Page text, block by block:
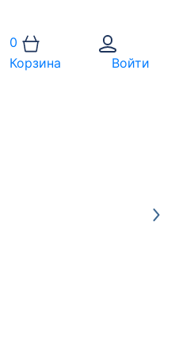
0
Корзина
Войти